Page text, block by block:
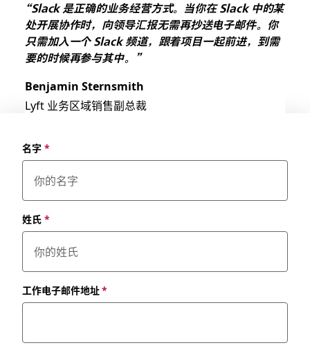
“Slack 是正确的业务经营方式。当你在 Slack 中的某
处开展协作时，向领导汇报无需再抄送电子邮件。你
只需加入一个 Slack 频道，跟着项目一起前进，到需
要的时候再参与其中。”
Benjamin Sternsmith
Lyft 业务区域销售副总裁
名字*
姓氏*
工作电子邮件地址*